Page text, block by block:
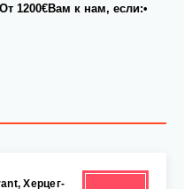
1200€Вам к нам, если:•
Херцег-